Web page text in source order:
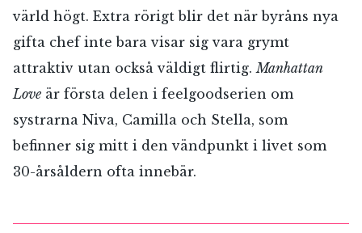
värld högt. Extra rörigt blir det när byråns nya
gifta chef inte bara visar sig vara grymt
attraktiv utan också väldigt flirtig.Manhattan
Love är första delen i feelgoodserien om
systrarna Niva, Camilla och Stella, som
befinner sig mitt i den vändpunkt i livet som
30-årsåldern ofta innebär.